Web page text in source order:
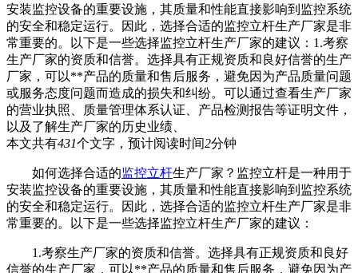
安装监控设备的重要设施，其质量和性能直接影响到监控系统
的安全和稳定运行。因此，选择合适的监控立杆生产厂家是非
常重要的。以下是一些选择监控立杆生产厂家的建议：1.考察
生产厂家的资质和信誉。选择具有正规资质和良好信誉的生产
厂家，可以**产品的质量和售后服务，避免因为产品质量问题
或服务态度问题而造成的损失和纠纷。可以通过查看生产厂家
的营业执照、质量管理体系认证、产品检测报告等证明文件，
以及了解生产厂家的历史业绩、
本文共有431个文字，预计阅读时间2分钟
如何选择合适的监控立杆生产厂家？监控立杆是一种用于
安装监控设备的重要设施，其质量和性能直接影响到监控系统
的安全和稳定运行。因此，选择合适的监控立杆生产厂家是非
常重要的。以下是一些选择监控立杆生产厂家的建议：
1.考察生产厂家的资质和信誉。选择具有正规资质和良好
信誉的生产厂家，可以**产品的质量和售后服务，避免因为产